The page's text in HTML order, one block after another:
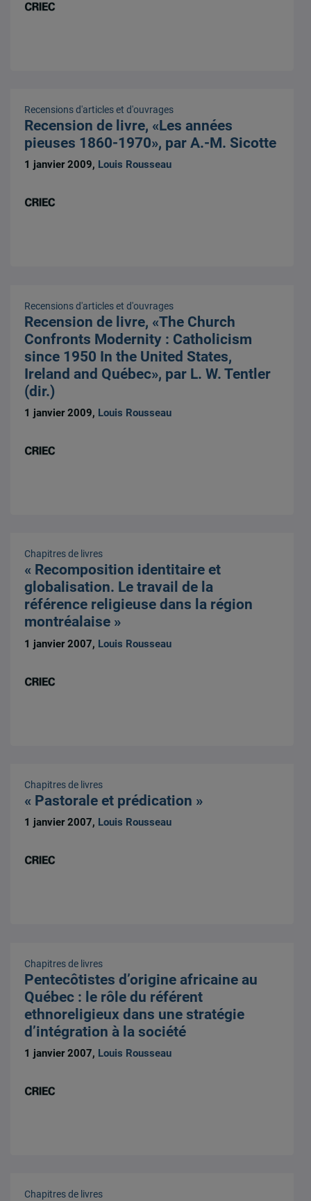
Recensions d'articles et d'ouvrages
Recension de livre, «Les années
pieuses 1860-1970», par A.-M. Sicotte
1 janvier 2009, Louis Rousseau
Recensions d'articles et d'ouvrages
Recension de livre, «The Church
Confronts Modernity : Catholicism
since 1950 In the United States,
Ireland and Québec», par L. W. Tentler
(dir.)
1 janvier 2009, Louis Rousseau
Chapitres de livres
« Recomposition identitaire et
globalisation. Le travail de la
référence religieuse dans la région
montréalaise »
1 janvier 2007, Louis Rousseau
Chapitres de livres
« Pastorale et prédication »
1 janvier 2007, Louis Rousseau
Chapitres de livres
Pentecôtistes d’origine africaine au
Québec : le rôle du référent
ethnoreligieux dans une stratégie
d’intégration à la société
1 janvier 2007, Louis Rousseau
Chapitres de livres